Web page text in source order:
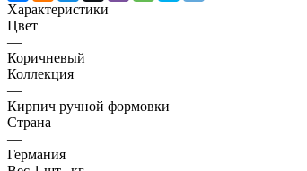
Характеристики
Цвет
—
Коричневый
Коллекция
—
Кирпич ручной формовки
Страна
—
Германия